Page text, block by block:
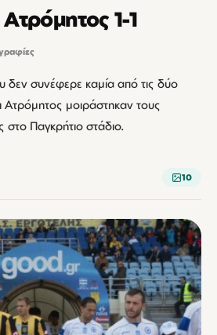
1-1
δεν συνέφερε καμία από τις δύο
Ατρόμητος μοιράστηκαν τους
στο Παγκρήτιο στάδιο.
10